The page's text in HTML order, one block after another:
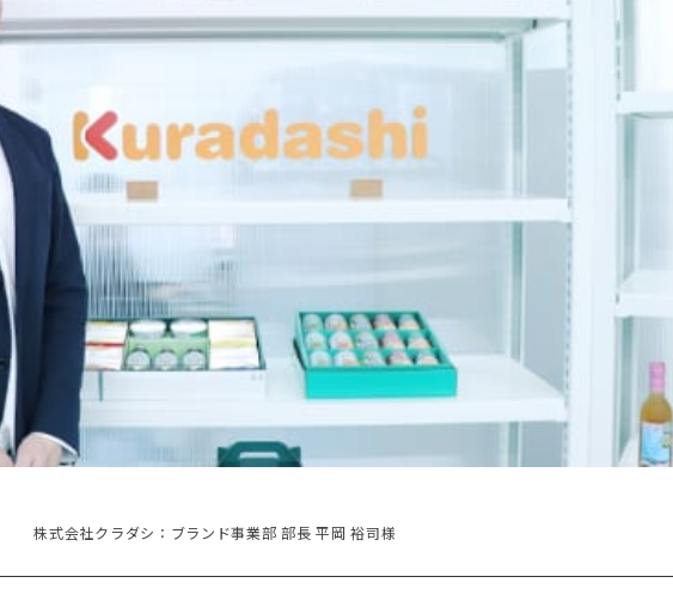
株式会社クラダシ：ブランド事業部 部長 平岡 裕司様